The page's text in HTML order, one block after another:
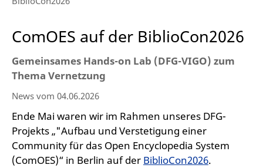
ComOES auf der BiblioCon2026
Gemeinsames Hands-on Lab (DFG-VIGO) zum
Thema Vernetzung
News vom 04.06.2026
Ende Mai waren wir im Rahmen unseres DFG-
Projekts „"Aufbau und Verstetigung einer
Community für das Open Encyclopedia System
(ComOES)“ in Berlin auf der BiblioCon2026.